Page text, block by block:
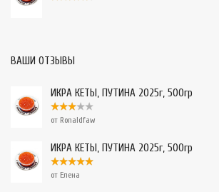
ВАШИ ОТЗЫВЫ
ИКРА КЕТЫ, ПУТИНА 2025г, 500гр
от Ronaldfaw
ИКРА КЕТЫ, ПУТИНА 2025г, 500гр
от Елена